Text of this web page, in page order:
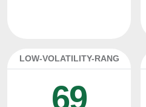
LOW-VOLATILITY-RANG
69